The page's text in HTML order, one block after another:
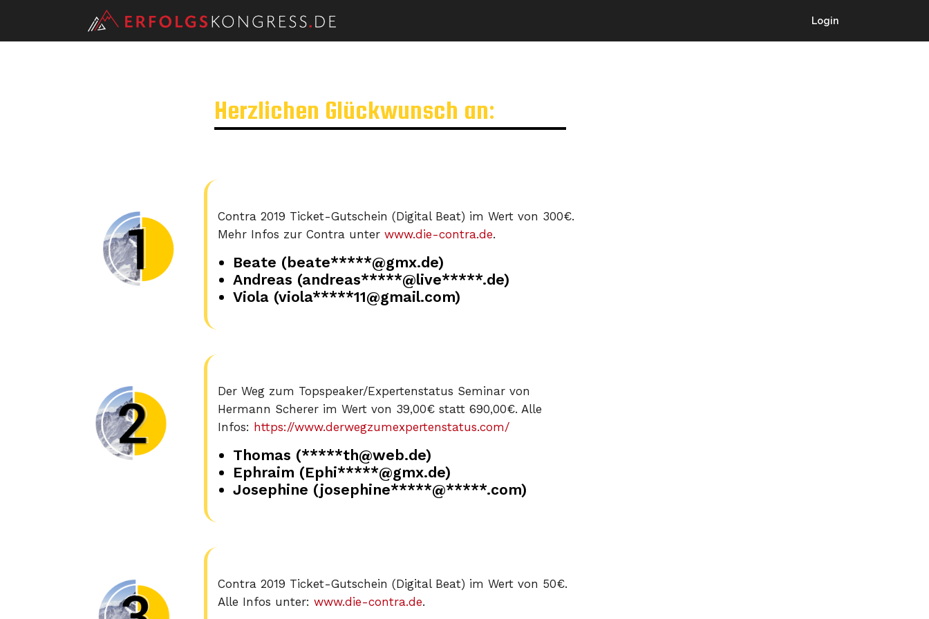
Login
Herzlichen Glückwunsch an:
Contra 2019 Ticket-Gutschein (Digital Beat) im Wert von 300€.
Mehr Infos zur Contra unterwww.die-contra.de.
Beate (beate*****@gmx.de)
Andreas (andreas*****@live*****.de)
Viola (viola*****11@gmail.com)
Der Weg zum Topspeaker/Expertenstatus Seminar von
Hermann Scherer im Wert von 39,00€ statt 690,00€. Alle
Infos: https://www.derwegzumexpertenstatus.com/
Thomas (*****th@web.de)
Ephraim (Ephi*****@gmx.de)
Josephine (josephine*****@*****.com)
Contra 2019 Ticket-Gutschein (Digital Beat) im Wert von 50€.
Alle Infos unter:www.die-contra.de.